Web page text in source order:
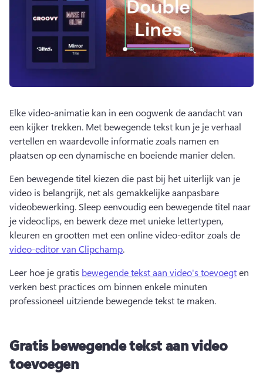
Elke video-animatie kan in een oogwenk de aandacht van
een kijker trekken. Met bewegende tekst kun je je verhaal
vertellen en waardevolle informatie zoals namen en
plaatsen op een dynamische en boeiende manier delen.
Een bewegende titel kiezen die past bij het uiterlijk van je
video is belangrijk, net als gemakkelijke aanpasbare
videobewerking. Sleep eenvoudig een bewegende titel naar
je videoclips, en bewerk deze met unieke lettertypen,
kleuren en grootten met een online video-editor zoals de
video-editor van Clipchamp.
Leer hoe je gratis bewegende tekst aan video's toevoegt en
verken best practices om binnen enkele minuten
professioneel uitziende bewegende tekst te maken.
Gratis bewegende tekst aan video
toevoegen